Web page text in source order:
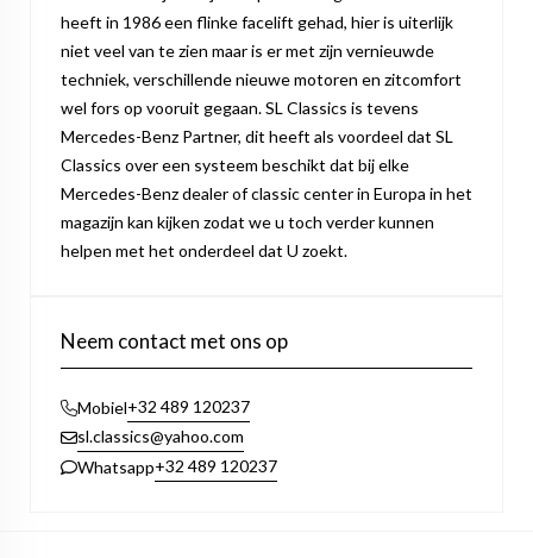
heeft in 1986 een flinke facelift gehad, hier is uiterlijk
niet veel van te zien maar is er met zijn vernieuwde
techniek, verschillende nieuwe motoren en zitcomfort
wel fors op vooruit gegaan. SL Classics is tevens
Mercedes-Benz Partner, dit heeft als voordeel dat SL
Classics over een systeem beschikt dat bij elke
Mercedes-Benz dealer of classic center in Europa in het
magazijn kan kijken zodat we u toch verder kunnen
helpen met het onderdeel dat U zoekt.
Neem contact met ons op
Mobiel+32 489 120237
sl.classics@yahoo.com
Whatsapp+32 489 120237